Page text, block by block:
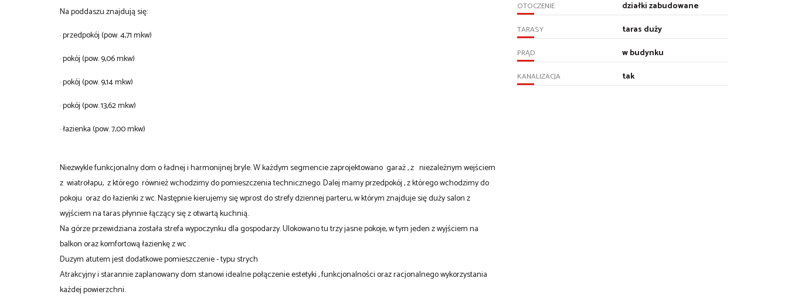
Na poddaszu znajdują się:
· przedpokój (pow. 4,71 mkw)
· pokój (pow. 9,06 mkw)
· pokój (pow. 9,14 mkw)
· pokój (pow. 13,62 mkw)
· łazienka (pow. 7,00 mkw)
Niezwykle funkcjonalny dom o ładnej i harmonijnej bryle. W każdym segmencie zaprojektowano garaż , z niezależnym wejściem
z wiatrołapu, z którego również wchodzimy do pomieszczenia technicznego. Dalej mamy przedpokój , z którego wchodzimy do
pokoju oraz do łazienki z wc. Następnie kierujemy się wprost do strefy dziennej parteru, w którym znajduje się duży salon z
wyjściem na taras płynnie łączący się z otwartą kuchnią.
Na górze przewidziana została strefa wypoczynku dla gospodarzy. Ulokowano tu trzy jasne pokoje, w tym jeden z wyjściem na
balkon oraz komfortową łazienkę z wc .
Duzym atutem jest dodatkowe pomieszczenie - typu strych
Atrakcyjny i starannie zaplanowany dom stanowi idealne połączenie estetyki , funkcjonalności oraz racjonalnego wykorzystania
każdej powierzchni.
OTOCZENIE działki zabudowane
TARASY taras duży
PRĄD w budynku
KANALIZACJA tak